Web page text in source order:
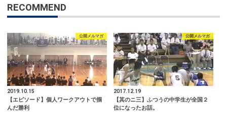
RECOMMEND
公開メルマガ
2019.10.15
【エピソード】個人ワークアウトで掴
んだ勝利
公開メルマガ
2017.12.19
【其のニ三】ふつうの中学生が全国２
位になったお話。